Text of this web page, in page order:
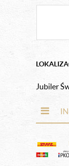
Jubiler